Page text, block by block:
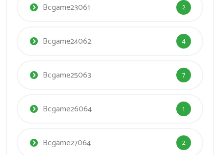
Bcgame23061 2
Bcgame24062 4
Bcgame25063 7
Bcgame26064 1
Bcgame27064 2